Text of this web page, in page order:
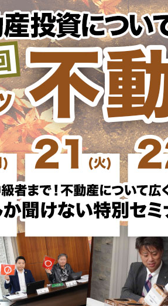
ご入居後の過ごし方
賃貸経営の開始・改善
賃貸経営サポート
売却・買取